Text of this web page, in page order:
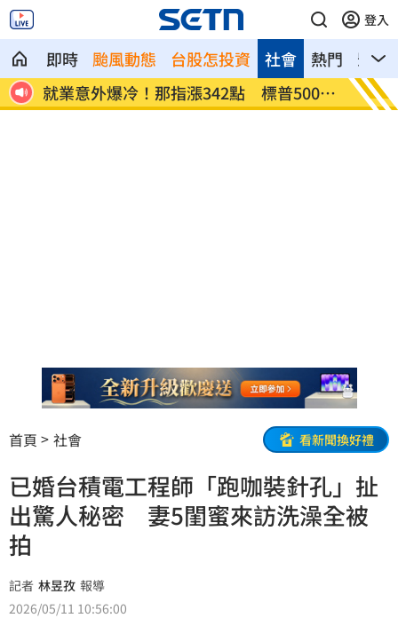
登入
即時 颱風動態 台股怎投資 熱門 影音
社會
炸
就業意外爆冷！那指漲342點 標普500新
高
美通
關稅
首頁 社會 看新聞換好禮
已婚台積電工程師「跑咖裝針孔」扯
出驚人秘密 妻5閨蜜來訪洗澡全被
拍
記者 林昱孜 報導
2026/05/11 10:56:00